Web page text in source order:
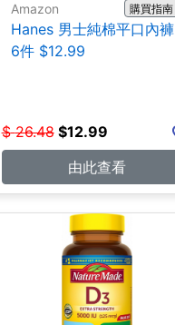
Amazon 購買指南
Hanes 男士純棉平口內褲
6件 $12.99
$ 26.48 $12.99
由此查看